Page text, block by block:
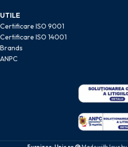
UTILE
Certificare ISO 9001
Certificare ISO 14001
Brands
ANPC